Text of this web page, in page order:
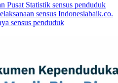
Pusat Statistik sensus penduduk
sensus Indonesiabaik.co.
sensus penduduk